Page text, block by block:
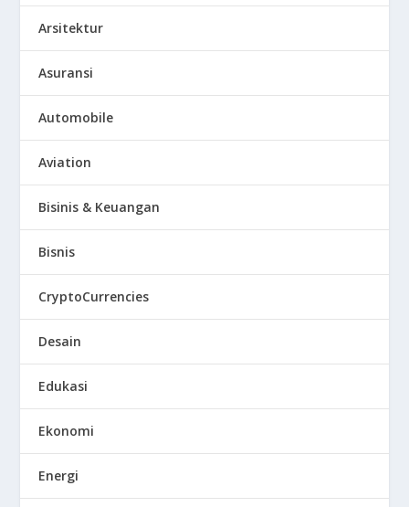
Arsitektur
Asuransi
Automobile
Aviation
Bisinis & Keuangan
Bisnis
CryptoCurrencies
Desain
Edukasi
Ekonomi
Energi